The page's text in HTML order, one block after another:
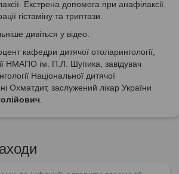
Екстрена допомога при анафілаксії.
гістаміну та триптази.
дивіться у відео.
кафедри дитячої отоларингології,
НМАПО ім. П.Л. Шупика, завідувач
Національної дитячої
Охматдит, заслужений лікар України